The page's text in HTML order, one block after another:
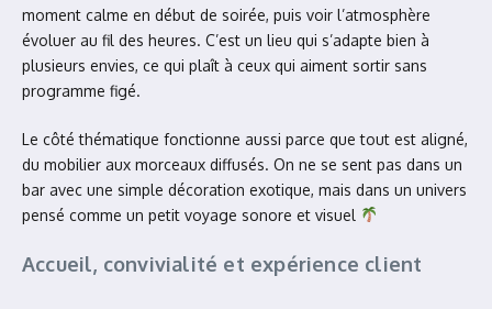
moment calme en début de soirée, puis voir l’atmosphère
évoluer au fil des heures. C’est un lieu qui s’adapte bien à
plusieurs envies, ce qui plaît à ceux qui aiment sortir sans
programme figé.
Le côté thématique fonctionne aussi parce que tout est aligné,
du mobilier aux morceaux diffusés. On ne se sent pas dans un
bar avec une simple décoration exotique, mais dans un univers
pensé comme un petit voyage sonore et visuel
Accueil, convivialité et expérience client